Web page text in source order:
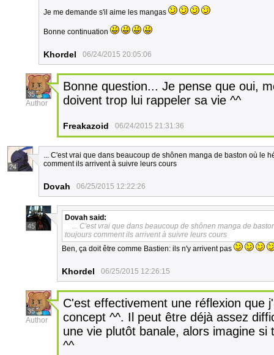
Je me demande s'il aime les mangas
Bonne continuation
Khordel 06/24/2015 20:05:06
35
Author
Bonne question... Je pense que oui,
doivent trop lui rappeler sa vie ^^
Freakazoid 06/24/2015 21:31:36
24
... C'est vrai que dans beaucoup de shônen manga de baston où le
comment ils arrivent à suivre leurs cours
Dovah 06/25/2015 12:22:26
45
Dovah said:
... C'est vrai que dans beaucoup de shônen manga de
toujours comment ils arrivent à suivre leurs cours
Ben, ça doit être comme Bastien: ils n'y arrivent pas
Khordel 06/25/2015 12:26:15
35
Author
C'est effectivement une réflexion que
concept ^^. Il peut être déjà assez
une vie plutôt banale, alors imagine
^^